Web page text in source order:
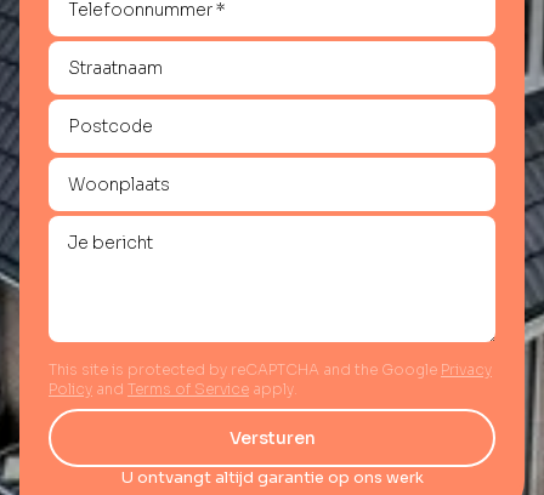
This site is protected by reCAPTCHA and the Google Privacy
Policy and Terms of Service apply.
Versturen
U ontvangt altijd garantie op ons werk